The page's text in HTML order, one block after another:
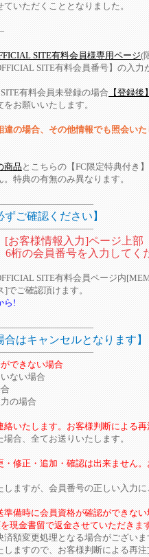
いただくこととなりました。
SITE有料会員様専用ページ(
SITE有料会員番号】の入力
有料会員未登録の場合 【登録後】
をお願いいたします。
違の場合、その他情報でも照会い
商品とこちらの【FC限定特典付き
特典の有無のみ異なります。
ずご確認ください】
[お客様情報入力]ページ上部
桁の会員番号を入力してく
SITE有料会員ページ内
でご確認頂けます。
ら!
合はキャンセルとなります】
できない場合
ない場合
の場合
いたします。お客様判断による再
合、全てお送りいたします。
修正・追加・確認は出来ません。
ますが、会員番号の正しい入力に
備時に会員資格が確認ができない
現金書留で返金させていただきま
額変更処理となる場合がございま
ますので、お客様判断による再注